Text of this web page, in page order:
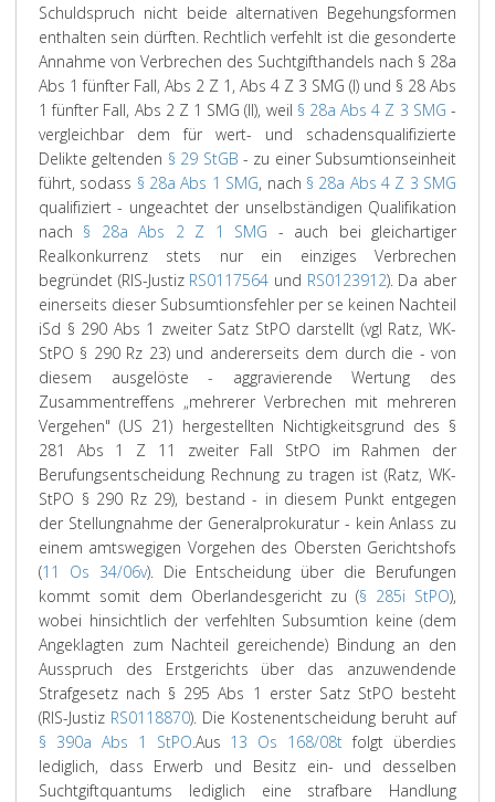
Schuldspruch nicht beide alternativen Begehungsformen
enthalten sein dürften. Rechtlich verfehlt ist die gesonderte
Annahme von Verbrechen des Suchtgifthandels nach § 28a
Abs 1 fünfter Fall, Abs 2 Z 1, Abs 4 Z 3 SMG (I) und § 28 Abs
1 fünfter Fall, Abs 2 Z 1 SMG (II), weil § 28a Abs 4 Z 3 SMG -
vergleichbar dem für wert- und schadensqualifizierte
Delikte geltenden § 29 StGB - zu einer Subsumtionseinheit
führt, sodass § 28a Abs 1 SMG, nach § 28a Abs 4 Z 3 SMG
qualifiziert - ungeachtet der unselbständigen Qualifikation
nach § 28a Abs 2 Z 1 SMG - auch bei gleichartiger
Realkonkurrenz stets nur ein einziges Verbrechen
begründet (RIS-Justiz RS0117564 und RS0123912). Da aber
einerseits dieser Subsumtionsfehler per se keinen Nachteil
iSd § 290 Abs 1 zweiter Satz StPO darstellt (vgl Ratz, WK-
StPO § 290 Rz 23) und andererseits dem durch die - von
diesem ausgelöste - aggravierende Wertung des
Zusammentreffens „mehrerer Verbrechen mit mehreren
Vergehen" (US 21) hergestellten Nichtigkeitsgrund des §
281 Abs 1 Z 11 zweiter Fall StPO im Rahmen der
Berufungsentscheidung Rechnung zu tragen ist (Ratz, WK-
StPO § 290 Rz 29), bestand - in diesem Punkt entgegen
der Stellungnahme der Generalprokuratur - kein Anlass zu
einem amtswegigen Vorgehen des Obersten Gerichtshofs
(11 Os 34/06v). Die Entscheidung über die Berufungen
kommt somit dem Oberlandesgericht zu (§ 285i StPO),
wobei hinsichtlich der verfehlten Subsumtion keine (dem
Angeklagten zum Nachteil gereichende) Bindung an den
Ausspruch des Erstgerichts über das anzuwendende
Strafgesetz nach § 295 Abs 1 erster Satz StPO besteht
(RIS-Justiz RS0118870). Die Kostenentscheidung beruht auf
§ 390a Abs 1 StPO.Aus 13 Os 168/08t folgt überdies
lediglich, dass Erwerb und Besitz ein- und desselben
Suchtgiftquantums lediglich eine strafbare Handlung